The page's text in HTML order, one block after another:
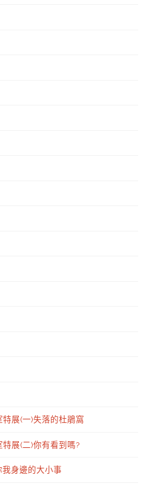
展(一)失落的杜鵑窩
展(二)你有看到嗎?
身邊的大小事